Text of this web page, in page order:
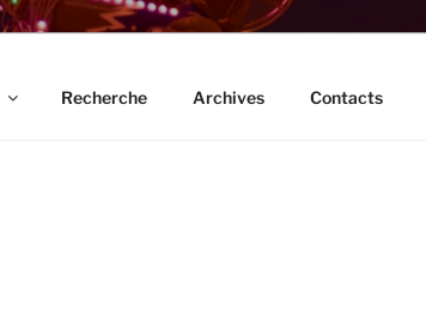
Recherche Archives Contacts